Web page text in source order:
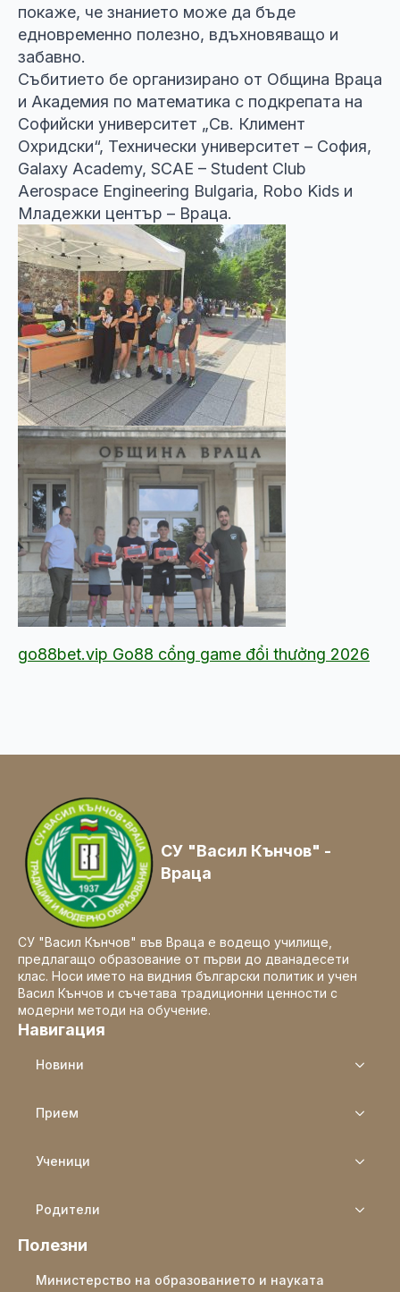
покаже, че знанието може да бъде
едновременно полезно, вдъхновяващо и
забавно.
Събитието бе организирано от Община Враца
и Академия по математика с подкрепата на
Софийски университет „Св. Климент
Охридски“, Технически университет – София,
Galaxy Academy, SCAE – Student Club
Aerospace Engineering Bulgaria, Robo Kids и
Младежки център – Враца.
go88bet.vip Go88 cổng game đổi thưởng 2026
СУ "Васил Кънчов" -
Враца
СУ "Васил Кънчов" във Враца е водещо училище,
предлагащо образование от първи до дванадесети
клас. Носи името на видния български политик и учен
Васил Кънчов и съчетава традиционни ценности с
модерни методи на обучение.
Навигация
Новини
Прием
Ученици
Родители
Полезни
Министерство на образованието и науката